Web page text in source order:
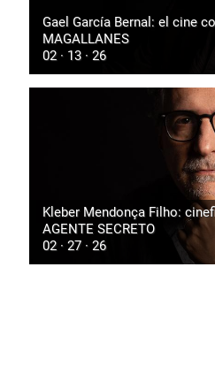
Gael García Bernal: el cine
MAGALLANES
02 · 13 · 26
Kleber Mendonça Filho:
AGENTE SECRETO
02 · 27 · 26